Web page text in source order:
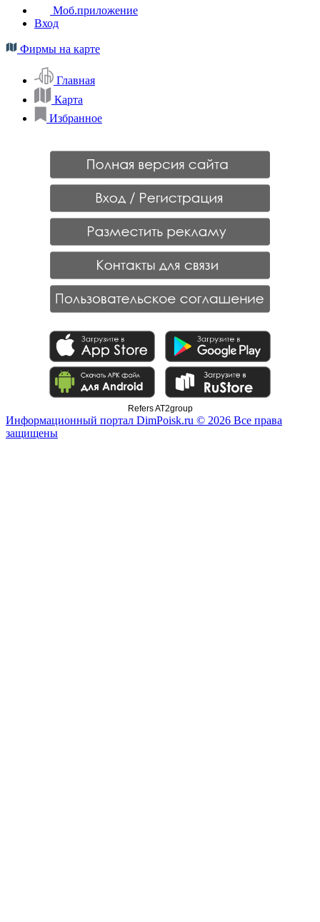
Моб.приложение
Вход
Фирмы на карте
Главная
Карта
Избранное
Refers AT2group
Информационный портал DimPoisk.ru © 2026 Все права
защищены